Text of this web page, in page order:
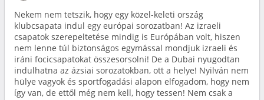
Nekem nem tetszik, hogy egy közel-keleti ország
klubcsapata indul egy európai sorozatban! Az izraeli
csapatok szerepeltetése mindig is Európában volt, hiszen
nem lenne túl biztonságos egymással mondjuk izraeli és
iráni focicsapatokat összesorsolni! De a Dubai nyugodtan
indulhatna az ázsiai sorozatokban, ott a helye! Nyilván nem
hülye vagyok és sportfogadási alapon elfogadom, hogy nem
így van, de ettől még nem kell, hogy tessen! Nem csak a